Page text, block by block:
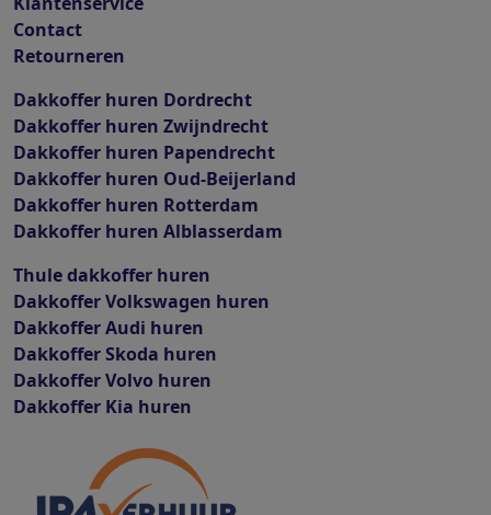
Contact
Retourneren
Dakkoffer huren Dordrecht
Dakkoffer huren Zwijndrecht
Dakkoffer huren Papendrecht
Dakkoffer huren Oud-Beijerland
Dakkoffer huren Rotterdam
Dakkoffer huren Alblasserdam
Thule dakkoffer huren
Dakkoffer Volkswagen huren
Dakkoffer Audi huren
Dakkoffer Skoda huren
Dakkoffer Volvo huren
Dakkoffer Kia huren